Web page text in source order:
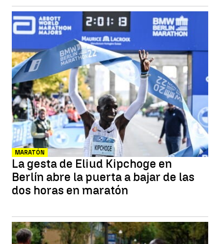
MARATÓN
La gesta de Eliud Kipchoge en
Berlín abre la puerta a bajar de las
dos horas en maratón